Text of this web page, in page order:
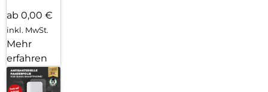
ab 0,00 €
inkl. MwSt.
Mehr
erfahren